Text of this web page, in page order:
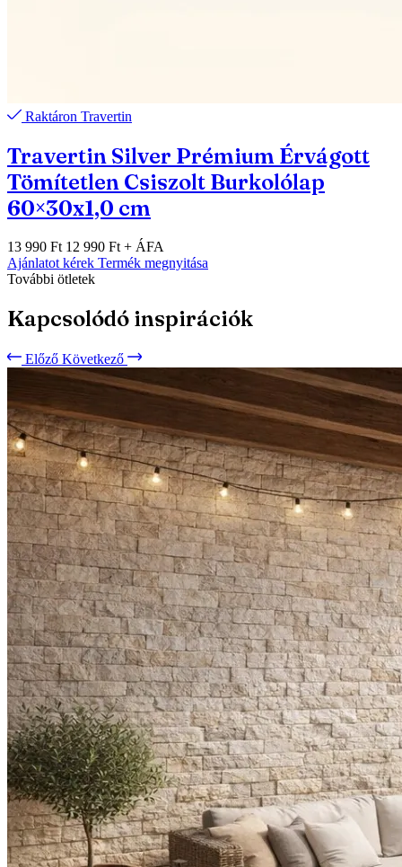
Raktáron Travertin
Travertin Silver Prémium Érvágott
Tömítetlen Csiszolt Burkolólap
60×30x1,0 cm
13 990 Ft 12 990 Ft + ÁFA
Ajánlatot kérek Termék megnyitása
További ötletek
Kapcsolódó inspirációk
Előző Következő